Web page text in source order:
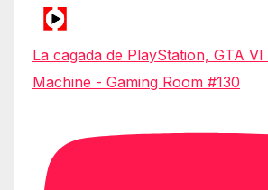
La cagada de PlayStation, GTA
Machine - Gaming Room #130